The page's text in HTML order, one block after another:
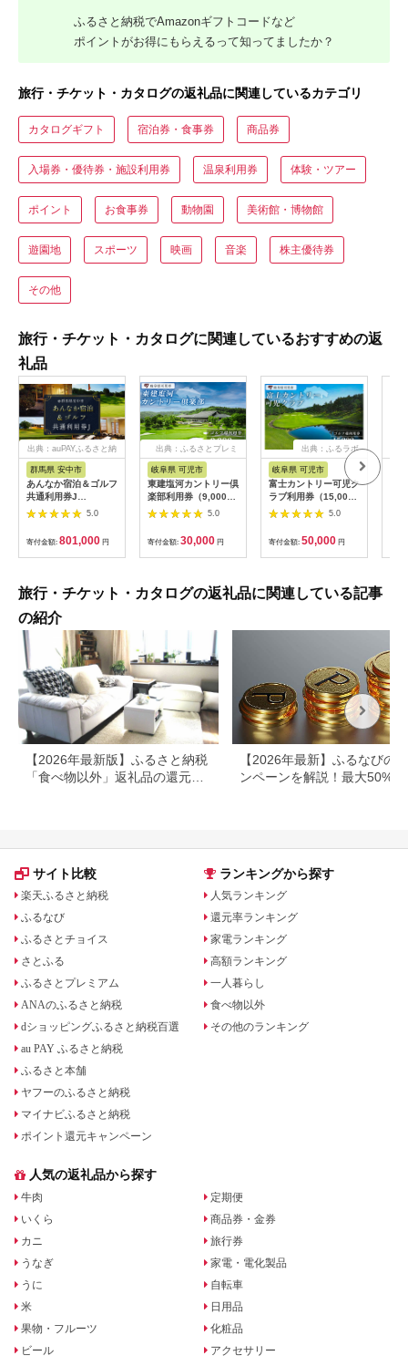
ふるさと納税でAmazonギフトコードなど
ポイントがお得にもらえるって知ってましたか？
旅行・チケット・カタログの返礼品に関連しているカテゴリ
カタログギフト 宿泊券・食事券 商品券
入場券・優待券・施設利用券 温泉利用券 体験・ツアー
ポイント お食事券 動物園 美術館・博物館
遊園地 スポーツ 映画 音楽 株主優待券
その他
旅行・チケット・カタログに関連しているおすすめの返
礼品
出典：auPAYふるさと納
群馬県 安中市
あんなか宿泊＆ゴルフ
共通利用券J
ANAX010 / 宿泊 ゴル
フ 利用券 券 安中 群
馬 ごるふ ゴルフ場 ゴ
ルフプレー券 ゴルフ
利用券 温泉 関東 チケ
用券
5.0
寄付金額: 801,000 円
出典：ふるさとプレミ
岐阜県 可児市
東建塩河カントリー倶
楽部利用券（9,000円
分）【0041-003】
5.0
寄付金額: 30,000 円
出典：ふるラボ
岐阜県 可児市
富士カントリー可児ク
ラブ利用券（15,000
円分）
5.0
寄付金額: 50,000 円
旅行・チケット・カタログの返礼品に関連している記事
の紹介
【2026年最新版】ふるさと納税
「食べ物以外」返礼品の還元率
【2026年最新】ふるなびの
ンペーンを解説！最大50%還
サイト比較
楽天ふるさと納税
ふるなび
ふるさとチョイス
さとふる
ふるさとプレミアム
ANAのふるさと納税
dショッピングふるさと納税百選
au PAY ふるさと納税
ふるさと本舗
ヤフーのふるさと納税
マイナビふるさと納税
ポイント還元キャンペーン
ランキングから探す
人気ランキング
還元率ランキング
家電ランキング
高額ランキング
一人暮らし
食べ物以外
その他のランキング
人気の返礼品から探す
牛肉
いくら
カニ
うなぎ
うに
米
果物・フルーツ
ビール
定期便
商品券・金券
旅行券
家電・電化製品
自転車
日用品
化粧品
アクセサリー